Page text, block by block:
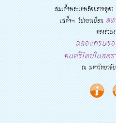
สมเด็จพระเทพรัตนราชสุด
เสด็จฯ ไปทรงเยือนส
ทรงร่วม
ฉลองครบ
ดนตรีไทยในสห
ณ มหาวิทยาลั